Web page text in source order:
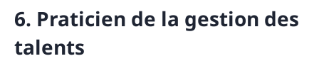
6. Praticien de la gestion des
talents